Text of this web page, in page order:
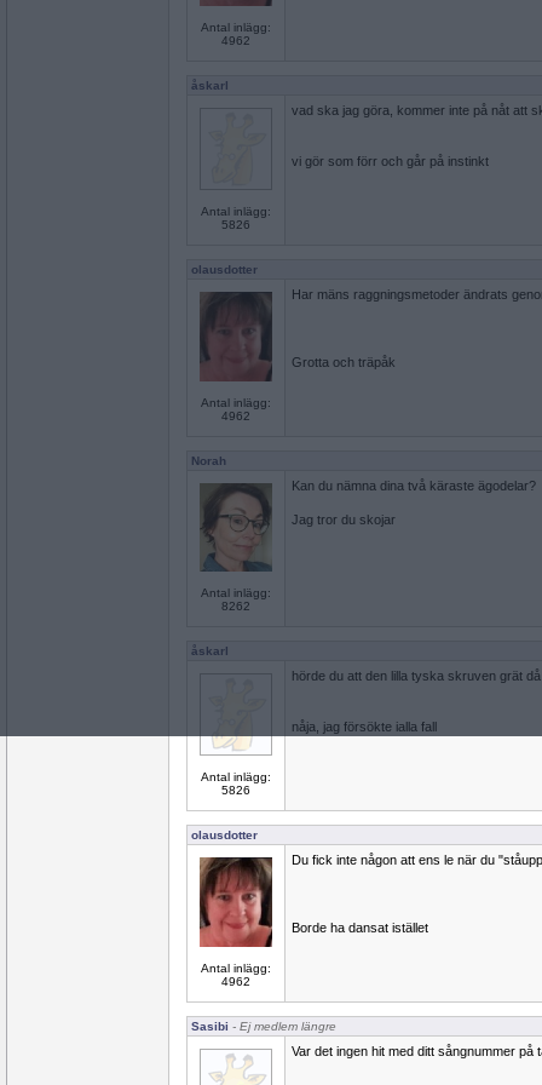
Antal inlägg:
4962
åskarl
Antal inlägg:
5826
vad ska jag göra, kommer inte på nåt att
vi gör som förr och går på instinkt
olausdotter
Antal inlägg:
4962
Har mäns raggningsmetoder ändrats
Grotta och träpåk
Norah
Antal inlägg:
8262
Kan du nämna dina två käraste ägodelar?
Jag tror du skojar
åskarl
Antal inlägg:
5826
hörde du att den lilla tyska skruven grät
nåja, jag försökte ialla fall
olausdotter
Antal inlägg:
4962
Du fick inte någon att ens le när du
Borde ha dansat istället
Sasibi - Ej medlem längre
Var det ingen hit med ditt sångnummer på